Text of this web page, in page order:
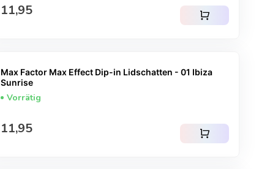
Regulärer Preis
11,95 shopping_cart
Max Factor Max Effect Dip-in Lidschatten - 01 Ibiza
Sunrise
Vorrätig
Regulärer Preis
11,95 shopping_cart